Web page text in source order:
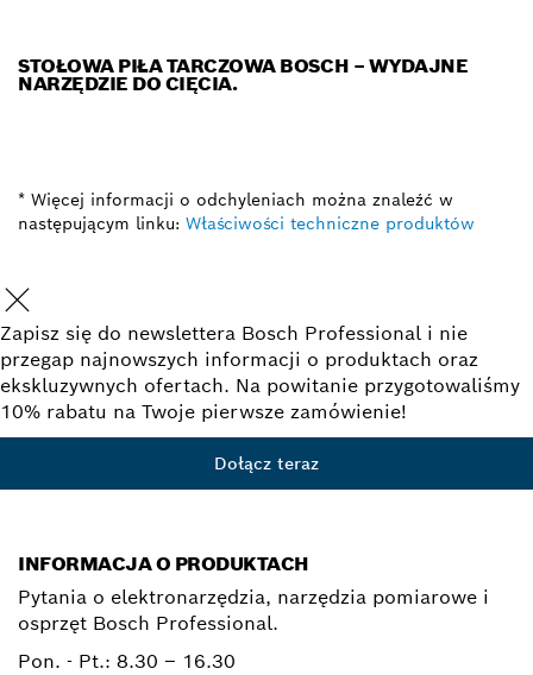
STOŁOWA PIŁA TARCZOWA BOSCH – WYDAJNE
NARZĘDZIE DO CIĘCIA.
* Więcej informacji o odchyleniach można znaleźć w
następującym linku: Właściwości techniczne produktów
Zapisz się do newslettera Bosch Professional i nie
przegap najnowszych informacji o produktach oraz
ekskluzywnych ofertach. Na powitanie przygotowaliśmy
10% rabatu na Twoje pierwsze zamówienie!
Dołącz teraz
INFORMACJA O PRODUKTACH
Pytania o elektronarzędzia, narzędzia pomiarowe i
osprzęt Bosch Professional.
Pon. - Pt.: 8.30 – 16.30